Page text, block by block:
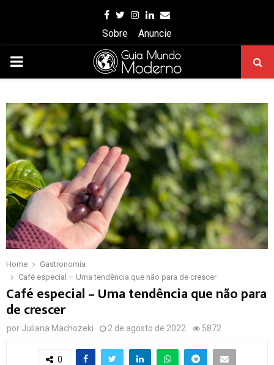
Facebook
Twitter
Instagram
Linkedin
Email
Sobre
Anuncie
PRIMARY
Home
Gastronomia
Café especial – Uma tendência que não para de crescer
Café especial – Uma tendência que não para
de crescer
por Juliana Machozeki 2 de agosto de 2022 5872
0